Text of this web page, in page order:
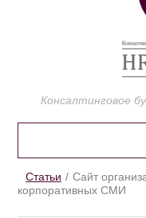
Консалтинговое
Cтатьи
Сайт
корпоративных СМИ